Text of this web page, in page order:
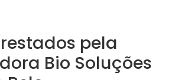
pela
Bio Soluções